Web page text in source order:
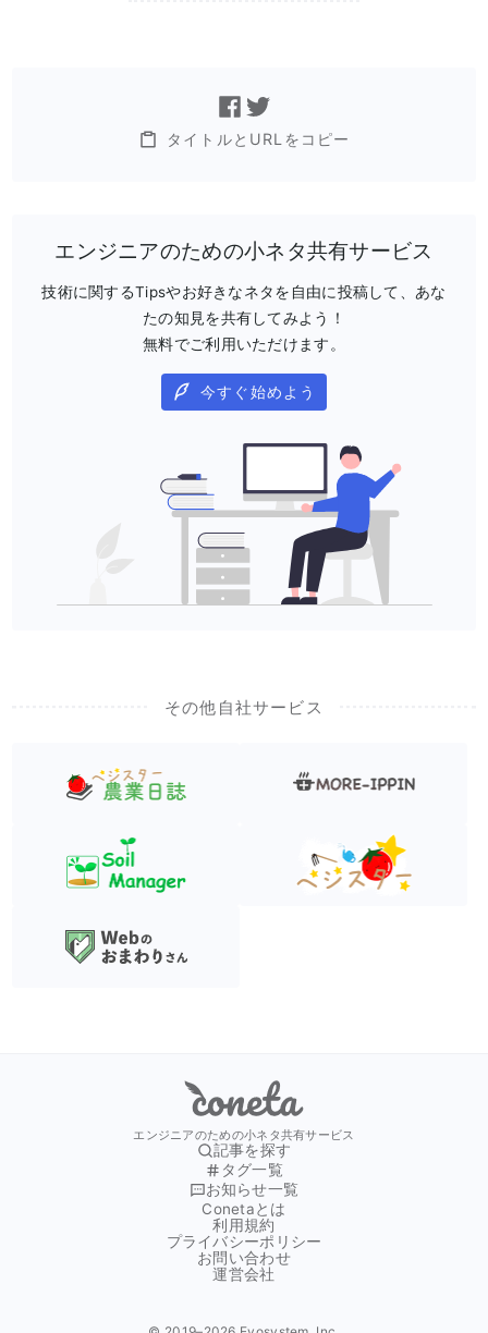
タイトルとURLをコピー
エンジニアのための小ネタ共有サービス
技術に関するTipsやお好きなネタを自由に投稿して、あな
たの知見を共有してみよう！
無料でご利用いただけます。
今すぐ始めよう
その他自社サービス
Coneta
エンジニアのための小ネタ共有サービス
Conetaとは
利用規約
プライバシーポリシー
お問い合わせ
運営会社
記事を探す
タグ一覧
お知らせ一覧